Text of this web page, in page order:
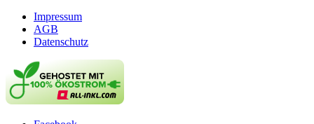
Impressum
AGB
Datenschutz